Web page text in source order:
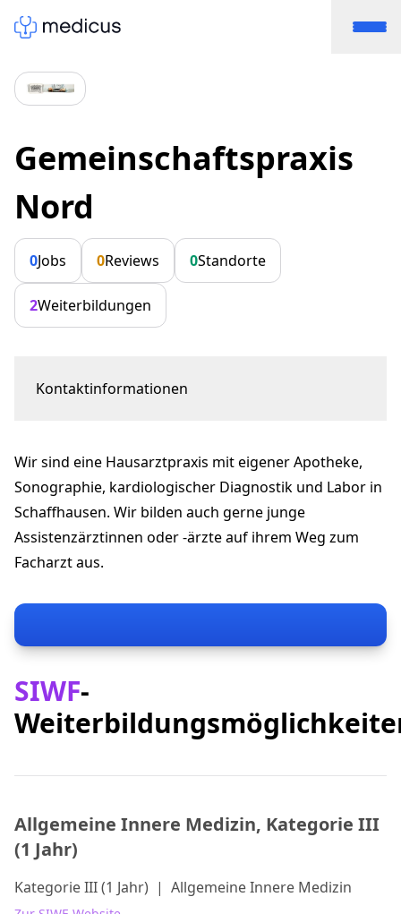
Gemeinschaftspraxis
Nord
0Jobs 0Reviews 0Standorte
2Weiterbildungen
Kontaktinformationen
gpnord@hin.ch
+41 52 630 06 30
gpnord.ch
Wir sind eine Hausarztpraxis mit eigener Apotheke,
Sonographie, kardiologischer Diagnostik und Labor in
Schaffhausen. Wir bilden auch gerne junge
Assistenzärztinnen oder -ärzte auf ihrem Weg zum
Facharzt aus.
SIWF-
Allgemeine Innere Medizin, Kategorie III
(1 Jahr)
Kategorie III (1 Jahr) | Allgemeine Innere Medizin